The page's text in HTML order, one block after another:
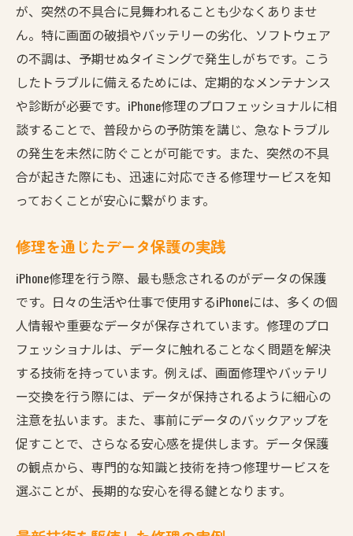
が、突然の不具合に見舞われることも少なくありませ
ん。特に画面の破損やバッテリーの劣化、ソフトウェア
の不調は、予期せぬタイミングで発生しがちです。こう
したトラブルに備えるためには、定期的なメンテナンス
や診断が必要です。iPhone修理のプロフェッショナルに相
談することで、普段からの予防策を講じ、急なトラブル
の発生を未然に防ぐことが可能です。また、突然の不具
合が起きた際にも、迅速に対応できる修理サービスを知
っておくことが安心に繋がります。
修理を通じたデータ保護の実践
iPhone修理を行う際、最も懸念されるのがデータの保護
です。日々の生活や仕事で使用するiPhoneには、多くの個
人情報や重要なデータが保存されています。修理のプロ
フェッショナルは、データに触れることなく問題を解決
する技術を持っています。例えば、画面修理やバッテリ
ー交換を行う際には、データが保持されるように細心の
注意を払います。また、事前にデータのバックアップを
促すことで、さらなる安心感を提供します。データ保護
の観点から、専門的な知識と技術を持つ修理サービスを
選ぶことが、長期的な安心を得る鍵となります。